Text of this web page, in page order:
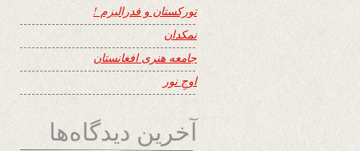
تورکستان و فدرالیزم !
نمکدان
جامعه هنری افغانستان
اوجِ نور
آخرین دیدگاه‌ها